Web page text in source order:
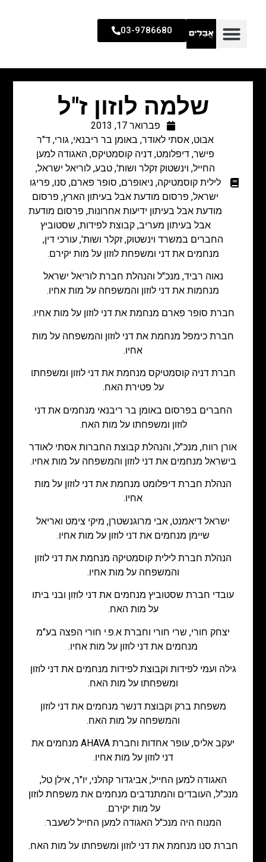
03-9786680
שלמה לוזון ז"ל
פברואר 17, 2013
אבוט, אסתי לאודר, באומן בר ריבנאי, גורי, ד"ר
פישר, דיפלומט, דניה קוסמטיקס, האגודה למען
החייל, וינשטוק זקלר ושות', טבע, לוריאל ישראל,
לילית קוסמטיקה, ניאופרם, סופר פארם, סנו, פריגו
ישראל, פרסום מודעת אבל בעיתון הארץ, פרסום
מודעת אבל בעיתון ידיעות אחרונות, פרסום מודעת
אבל בעיתון מעריב,קבוצת לפידות, שסטוביץ
החברים במשרד וינשטוק, זקלר ושות', עורכי דין,
מנחמים את דני ומשפחת לוזון על מות יקירם.
נאוה רביד, מנכ"ל והנהלת חברת לוריאל ישראל
מנחמות את דני לוזון והמשפחה על מות אחיו.
חברת סופר פארם מנחמת את דני לוזון על מות אחיו.
חברת כימפל מנחמת את דני לוזון והמשפחה על מות
אחיו.
חברת דניה קוסמטיקס מנחמת את דני לוזון ומשפחתו
על פטירת האח.
החברים בפרסום באומן בר ריבנאי מנחמים את דני
לוזון ומשפחתו על מות האח.
אורן רווח, מנכ"ל, והנהלת קבוצת החברות אסתי לאודר
בישראל מנחמים את דני לוזון והמשפחה על מות אחיו.
הנהלת חברת דיפלומט מנחמת את דני לוזון על מות
אחיו.
ישראל דיאמנט, אבי מרוגנשטרן, מיקי צימט ואריאל
שיימן מנחמים את דני לוזון על מות אחיו.
הנהלת חברת לילית קוסמטיקה מנחמת את דני לוזון
והמשפחה על מות אחיו.
עובדי חברת שסטוביץ מנחמים את דני לוזון ובני ביתו
על מות האח.
יצחק חורי, שרי חורי וחברת א.פ.י חורי הפצה בע"מ
מנחמים את דני לוזון על מות אחיו.
גילה ועמי לפידות וקבוצת לפידות מנחמים את דני לוזון
ומשפחתו על מות האח.
משפחת ברק וקבוצת דנשר מנחמים את דני לוזון
והמשפחה על מות האח.
יעקב אליס, עופר אחדות וחברת AHAVA מנחמים את
דני לוזון על מות אחיו.
האגודה למען החייל, אביגדור קהלני, יו"ר, אילן טל,
מנכ"ל, העובדים והמתנדבים מנחמים את משפחת לוזון
על מות יקירם.
המנוח היה מנכ"ל האגודה למען החייל לשעבר.
חברת סנו מנחמת את דני לוזון ומשפחתו על מות האח.